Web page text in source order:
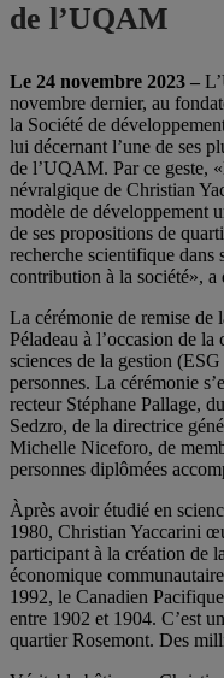
de l’UQAM
Le 24 novembre 2023 –
novembre dernier, au
la Société de
lui décernant l’une de ses
de l’UQAM. Par ce geste,
névralgique de Christian
modèle de développement
de ses propositions de
recherche scientifique dans
contribution à la société», a
La cérémonie de remise de
Péladeau à l’occasion de
sciences de la gestion
personnes. La cérémonie
recteur Stéphane Pallage,
Sedzro, de la directrice
Michelle Niceforo, de
personnes diplômées
Àprès avoir étudié en
1980, Christian Yaccarini
participant à la création de
économique
1992, le Canadien
entre 1902 et 1904. C’est
quartier Rosemont. Des